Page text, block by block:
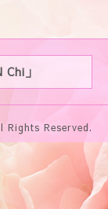
Chi」
Rights Reserved.